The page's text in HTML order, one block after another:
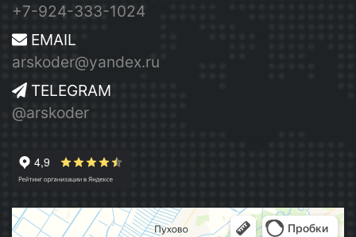
+7-924-333-1024
EMAIL
arskoder@yandex.ru
TELEGRAM
@arskoder